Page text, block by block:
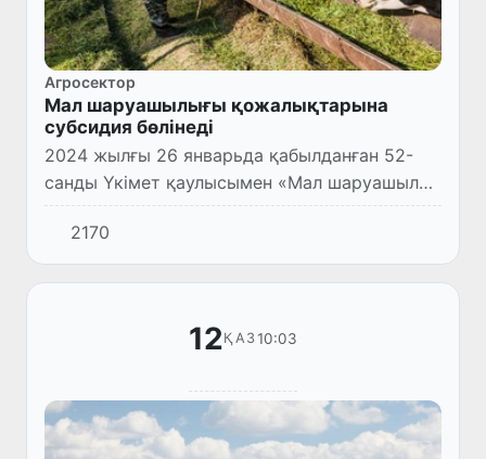
Агросектор
Мал шаруашылығы қожалықтарына
субсидия бөлінеді
2024 жылғы 26 январьда қабылданған 52-
санды Үкімет қаулысымен «Мал шаруашылық
қожалықтарына шетелдерден әкелінетін
асыл тұқымды ірі қара мал, қой және ешкі
өсіру үшін субсидиялар б...
2170
12ҚАЗ10:03